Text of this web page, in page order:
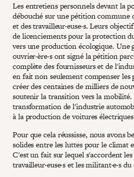
Les entretiens personnels devant la
débouché sur une pétition commune
et des travailleur·euse·s. Leurs
de licenciements pour la protection
vers une production écologique. Une
ouvrier·ère·s ont signé la pétition
complète des fournisseurs et de
en fait non seulement compenser les
créer des centaines de milliers de
soutenir la transition vers la mobilité.
transformation de l'industrie
à la production de voitures
Pour que cela réussisse, nous avons
solides entre les luttes pour le climat
C'est un fait sur lequel s'accordent
travailleur·euse·s et les militant·e·s